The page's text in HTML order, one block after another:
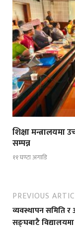
शिक्षा मन्त्रालयमा
सम्पन्न
११ घण्टा अगाडि
PREVIOUS
व्यवस्थापन समिति
सङ्घबाटै